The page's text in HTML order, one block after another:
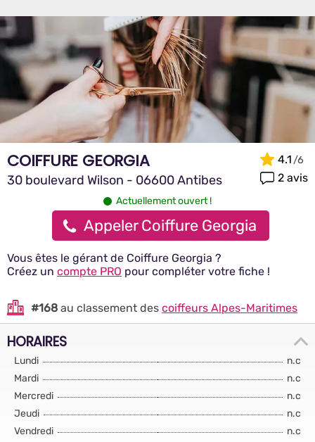
COIFFURE GEORGIA
30 boulevard Wilson - 06600 Antibes
4.1
2 avis
Actuellement ouvert !
Appeler Coiffure Georgia
Vous êtes le gérant de Coiffure Georgia ?
Créez un compte PRO pour compléter votre fiche !
#168 au classement des coiffeurs Alpes-Maritimes
HORAIRES
Lundi
n.c
Mardi
n.c
Mercredi
n.c
Jeudi
n.c
Vendredi
n.c